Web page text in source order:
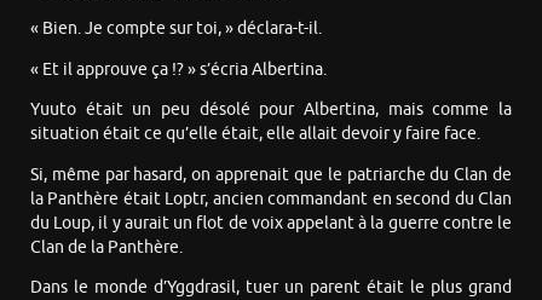
« Bien. Je compte sur toi, » déclara-t-il.
« Et il approuve ça !? » s’écria Albertina.
Yuuto était un peu désolé pour Albertina, mais comme la
situation était ce qu’elle était, elle allait devoir y faire face.
Si, même par hasard, on apprenait que le patriarche du Clan de
la Panthère était Loptr, ancien commandant en second du Clan
du Loup, il y aurait un flot de voix appelant à la guerre contre le
Clan de la Panthère.
Dans le monde d’Yggdrasil, tuer un parent était le plus grand